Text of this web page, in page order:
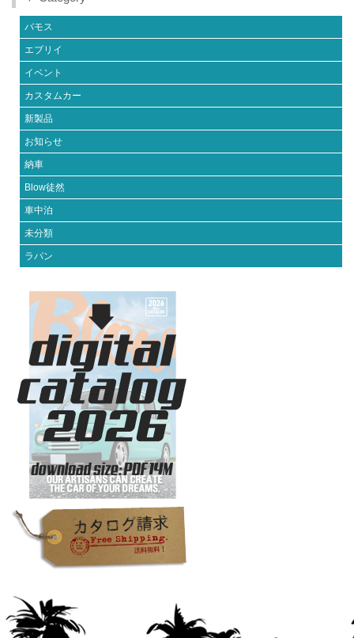
バモス
エブリイ
イベント
カスタムカー
新製品
お知らせ
納車
Blow徒然
車中泊
未分類
ラパン